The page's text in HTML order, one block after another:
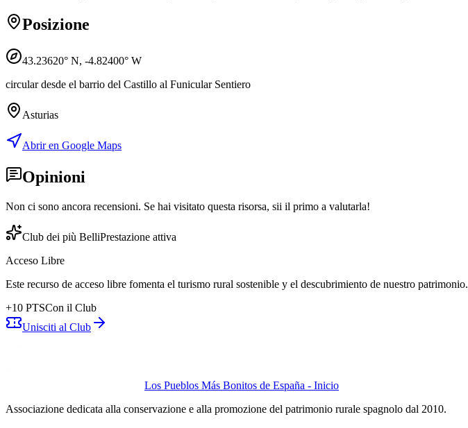
Posizione
43.23620° N, -4.82400° W
circular desde el barrio del Castillo al Funicular Sentiero
Asturias
Abrir en Google Maps
Opinioni
Non ci sono ancora recensioni. Se hai visitato questa risorsa, sii il primo a valutarla!
Club dei più BelliPrestazione attiva
Acceso Libre
Este recurso de acceso libre fomenta el turismo rural sostenible y el descubrimiento de nuestro patrimonio.
+10 PTSCon il Club
Unisciti al Club
Los Pueblos Más Bonitos de España - Inicio
Associazione dedicata alla conservazione e alla promozione del patrimonio rurale spagnolo dal 2010.